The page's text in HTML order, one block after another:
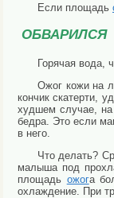
Если площадь
ОБВАРИЛСЯ
Горячая вода,
Ожог кожи на
кончик скатерти,
худшем случае, на
бедра. Это если
в него.
Что делать?
малыша под
площадь ожога
охлаждение. При